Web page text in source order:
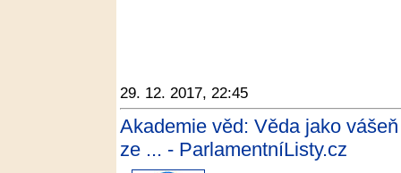
29. 12. 2017, 22:45
Akademie věd: Věda jako
ze ... - ParlamentníListy.cz